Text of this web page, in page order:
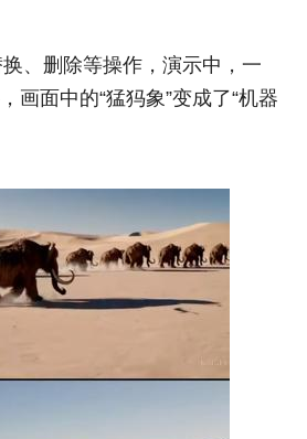
、删除等操作，演示中，一
画面中的“猛犸象”变成了“机器